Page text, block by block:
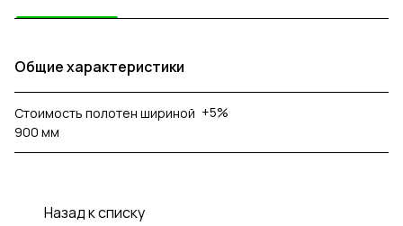
Общие характеристики
Стоимость полотен шириной
900 мм
+5%
Назад к списку